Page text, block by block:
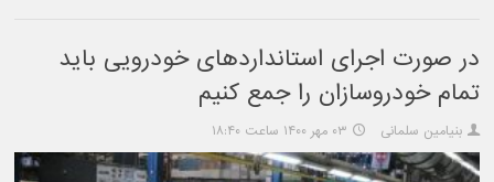
در صورت اجرای استانداردهای خودرویی باید
تمام خودروسازان را جمع کنیم
بنیامین سلمانی ۰۳ مهر ۱۴۰۰ ساعت ۱۸:۴۰